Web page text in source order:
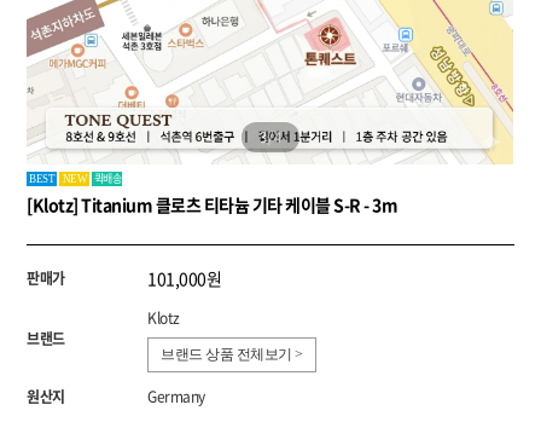
4/4
BEST NEW 퀵배송
[Klotz] Titanium 클로츠 티타늄 기타 케이블 S-R - 3m
판매가 101,000원
브랜드
Klotz
브랜드 상품 전체보기 >
원산지
Germany